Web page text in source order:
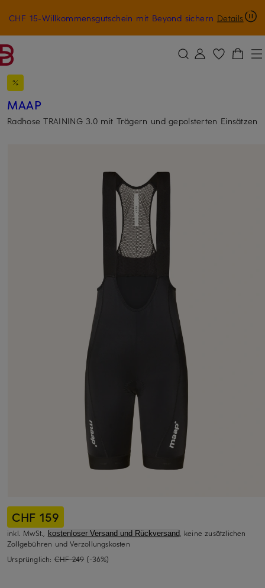
ZUM HAUPTINHALT ÜBERSPRINGEN ZUM SUCHFELD ÜBERSPRINGEN
CHF 15-Willkommensgutschein mit Beyond sichern Details
MAAP
Radhose TRAINING 3.0 mit Trägern und gepolsterten Einsätzen
CHF 159
inkl. MwSt., kostenloser Versand und Rückversand, keine zusätzlichen
Zollgebühren und Verzollungskosten
Ursprünglich: CHF 249 (-36%)